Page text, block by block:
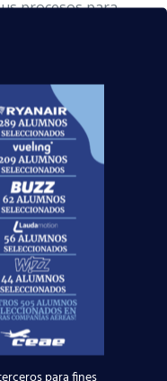
procesos para
te
, ya que
que
los
que
formación
del
Estudios
criterios para